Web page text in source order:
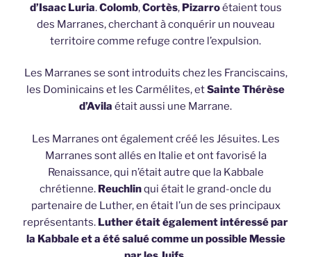
d’Isaac Luria.Colomb,Cortès, Pizarroétaient tous
des Marranes, cherchant à conquérir un nouveau
territoire comme refuge contre l’expulsion.
Les Marranes se sont introduits chez les Franciscains,
les Dominicains et les Carmélites, etSainte Thérèse
d’Avila était aussi une Marrane.
Les Marranes ont également créé les Jésuites. Les
Marranes sont allés en Italie et ont favorisé la
Renaissance, qui n’était autre que la Kabbale
chrétienne. Reuchlinqui était le grand-oncle du
partenaire de Luther, en était l’un de ses principaux
représentants. Luther était également intéressé par
la Kabbale et a été salué comme un possible Messie